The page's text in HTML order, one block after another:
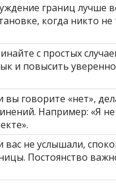
границ лучше
когда никто
с простых
и повысить
вы говорите «нет»,
Например: «Я
вас не услышали,
Постоянство